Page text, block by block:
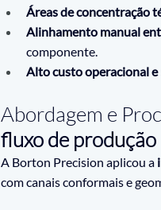
Áreas de concentração
Alinhamento manual
componente.
Alto custo operacional e
Abordagem e
fluxo de produção
A Borton Precision aplicou a
com canais conformais e